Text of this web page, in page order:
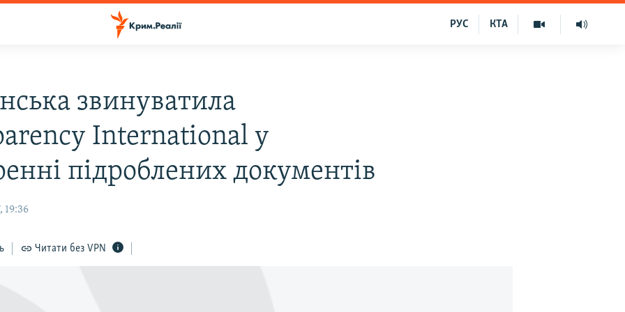
КТА
РУС
звинуватила
International у
підроблених документів
19:36
Читати без VPN